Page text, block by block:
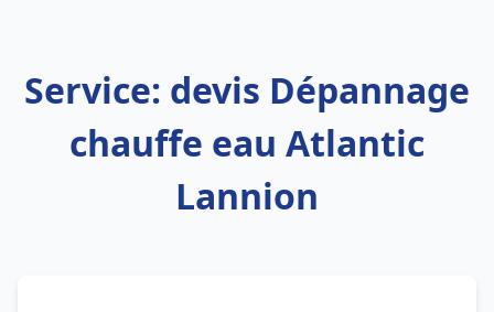
Service: devis Dépannage
chauffe eau Atlantic
Lannion